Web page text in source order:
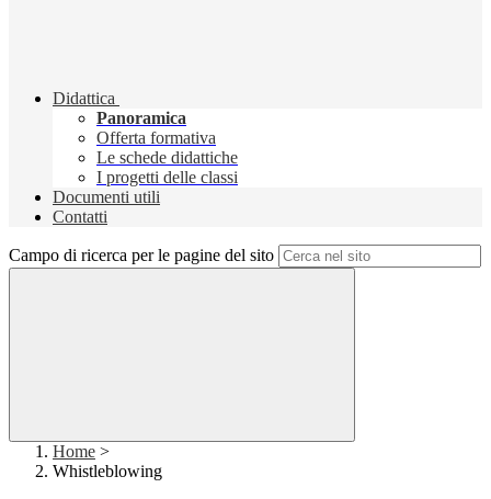
Didattica
Panoramica
Offerta formativa
Le schede didattiche
I progetti delle classi
Documenti utili
Contatti
Campo di ricerca per le pagine del sito
Home >
Whistleblowing